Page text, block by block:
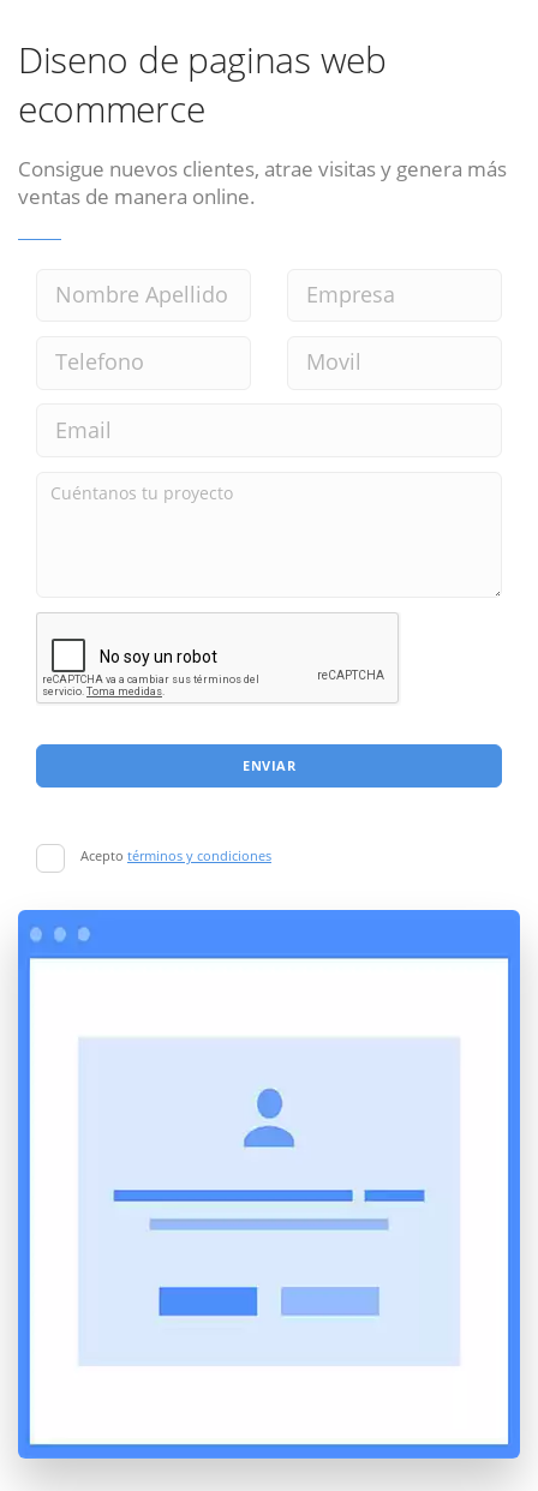
Diseno de paginas web
ecommerce
Consigue nuevos clientes, atrae visitas y genera más
ventas de manera online.
ENVIAR
Acepto términos y condiciones